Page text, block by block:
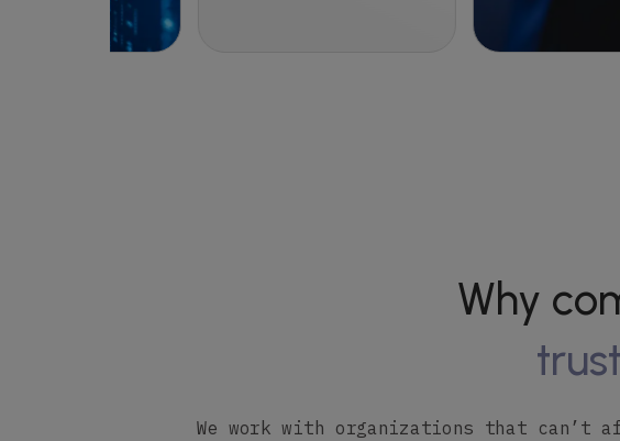
Why
trust
We work with organizations that can’t